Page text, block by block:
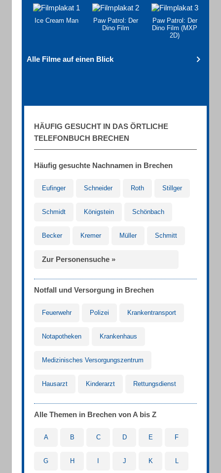
Ice Cream Man
Paw Patrol: Der
Dino Film
Paw Patrol: Der
Dino Film (MXP
2D)
Alle Filme auf einen Blick
HÄUFIG GESUCHT IN DAS ÖRTLICHE
TELEFONBUCH BRECHEN
Häufig gesuchte Nachnamen in Brechen
Eufinger Schneider Roth Stillger
Schmidt Königstein Schönbach
Becker Kremer Müller Schmitt
Zur Personensuche »
Notfall und Versorgung in Brechen
Feuerwehr Polizei Krankentransport
Notapotheken Krankenhaus
Medizinisches Versorgungszentrum
Hausarzt Kinderarzt Rettungsdienst
Alle Themen in Brechen von A bis Z
A B C D E F
G H J K L